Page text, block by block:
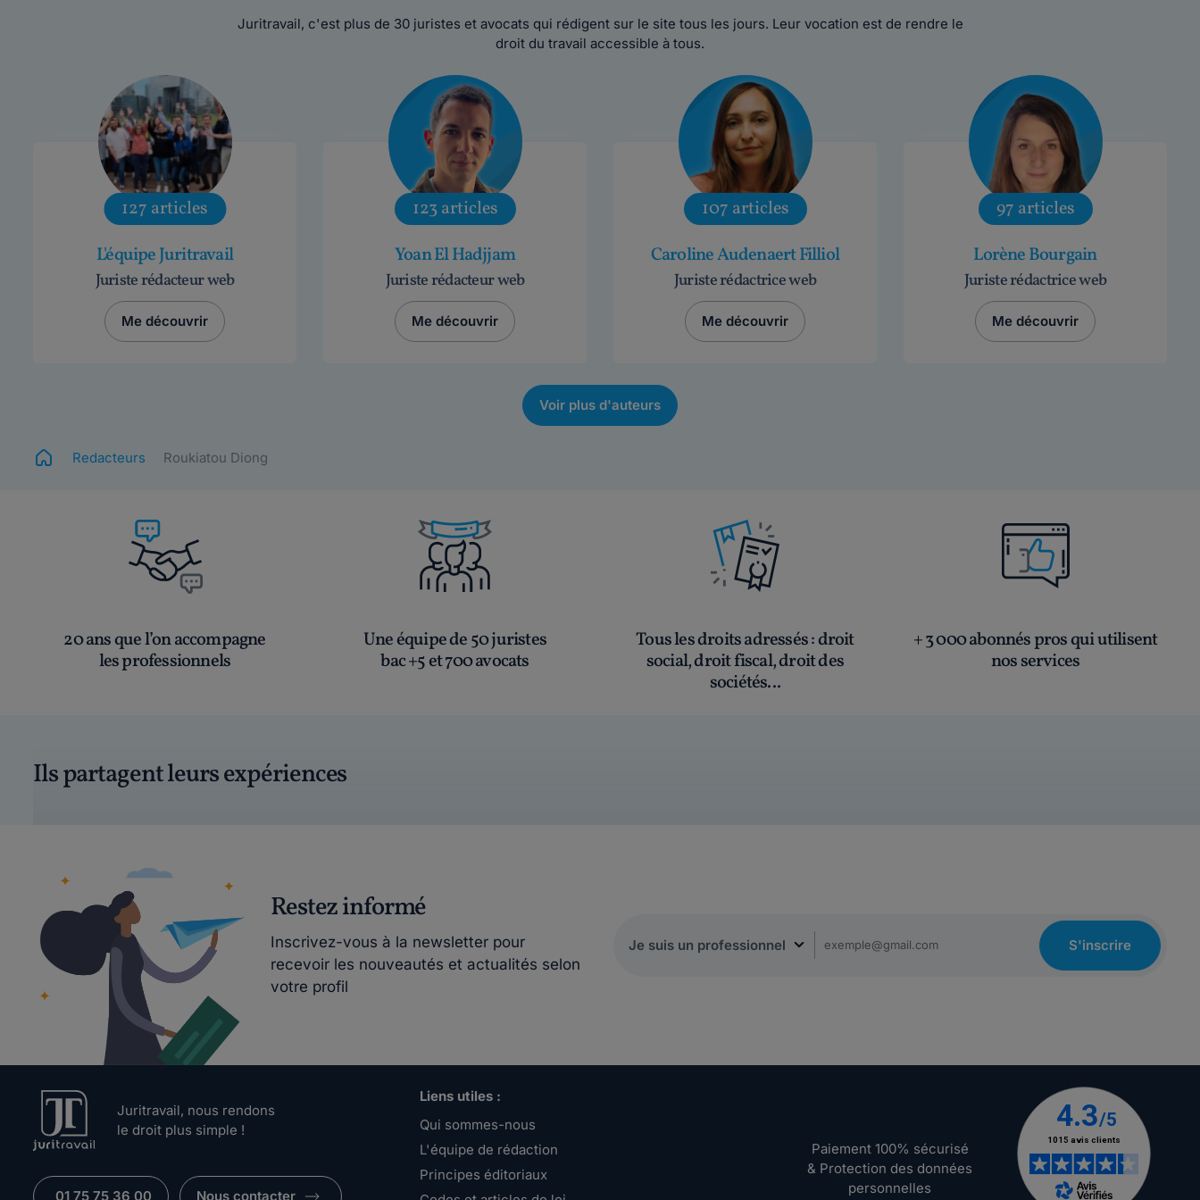
Juritravail, c'est plus de 30 juristes et avocats qui rédigent sur le site tous les jours. Leur vocation est de rendre le
droit du travail accessible à tous.
127 articles
L'équipe Juritravail
Juriste rédacteur web
Me découvrir
123 articles
Yoan El Hadjjam
Juriste rédacteur web
Me découvrir
107 articles
Caroline Audenaert Filliol
Juriste rédactrice web
Me découvrir
97 articles
Lorène Bourgain
Juriste rédactrice web
Me découvrir
Voir plus d'auteurs
Redacteurs Roukiatou Diong
20 ans que l’on accompagne
les professionnels
Une équipe de 50 juristes
bac +5 et 700 avocats
Tous les droits adressés: droit
social, droit fiscal, droit des
sociétés...
+ 3 000 abonnés pros qui utilisent
nos services
Ils partagent leurs expériences
Restez informé
Inscrivez-vous à la newsletter pour
recevoir les nouveautés et actualités selon
votre profil
S'inscrire
Juritravail, nous rendons
le droit plus simple !
01 75 75 36 00 Nous contacter
Liens utiles :
Qui sommes-nous
L'équipe de rédaction
Principes éditoriaux
Paiement 100% sécurisé
& Protection des données
personnelles